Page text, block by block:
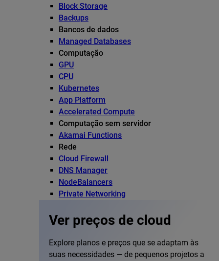
Block Storage
Backups
Bancos de dados
Managed Databases
Computação
GPU
CPU
Kubernetes
App Platform
Accelerated Compute
Computação sem servidor
Akamai Functions
Rede
Cloud Firewall
DNS Manager
NodeBalancers
Private Networking
Ver preços de cloud
Explore planos e preços que se adaptam às
suas necessidades — de pequenos projetos a